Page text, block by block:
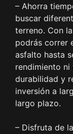
– Ahorra
buscar
terreno. Con
podrás correr
asfalto hasta
rendimiento ni
durabilidad y
inversión a
largo plazo.
– Disfruta de